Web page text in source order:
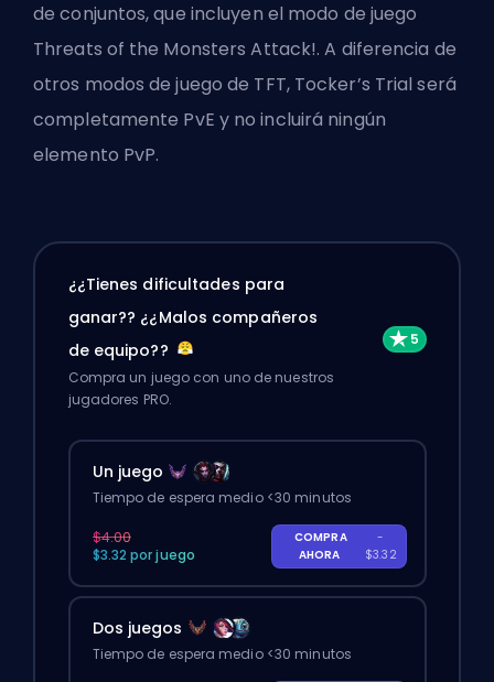
de conjuntos, que incluyen el modo de juego
Threats of the Monsters Attack!. A diferencia de
otros modos de juego de TFT, Tocker’s Trial será
completamente PvE y no incluirá ningún
elemento PvP.
¿¿Tienes dificultades para
ganar?? ¿¿Malos compañeros
de equipo??
Compra un juego con uno de nuestros
jugadores PRO.
Un juego
Tiempo de espera medio <30 minutos
$4.00
$3.32 por juego
COMPRA
AHORA
-
$3.32
Dos juegos
Tiempo de espera medio <30 minutos